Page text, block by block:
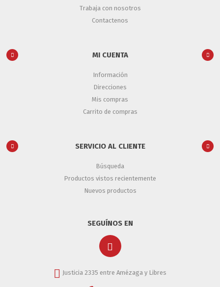
Trabaja con nosotros
Contactenos
MI CUENTA
Información
Direcciones
Mis compras
Carrito de compras
SERVICIO AL CLIENTE
Búsqueda
Productos vistos recientemente
Nuevos productos
SEGUÍNOS EN
Justicia 2335 entre Amézaga y Libres